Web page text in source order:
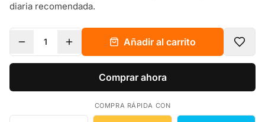
diaria recomendada.
1 Añadir al carrito
Comprar ahora
COMPRA RÁPIDA CON